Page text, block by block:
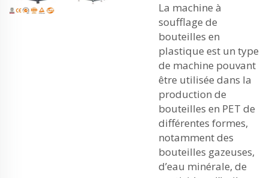
La machine à
soufflage de
bouteilles en
plastique est un type
de machine pouvant
être utilisée dans la
production de
bouteilles en PET de
différentes formes,
notamment des
bouteilles gazeuses,
d’eau minérale, de